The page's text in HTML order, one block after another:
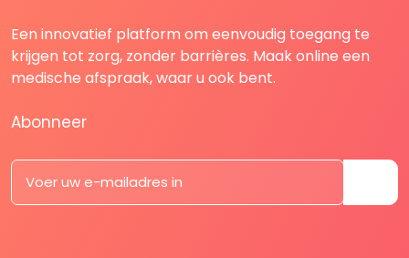
Een innovatief platform om eenvoudig toegang te
krijgen tot zorg, zonder barrières. Maak online een
medische afspraak, waar u ook bent.
Abonneer